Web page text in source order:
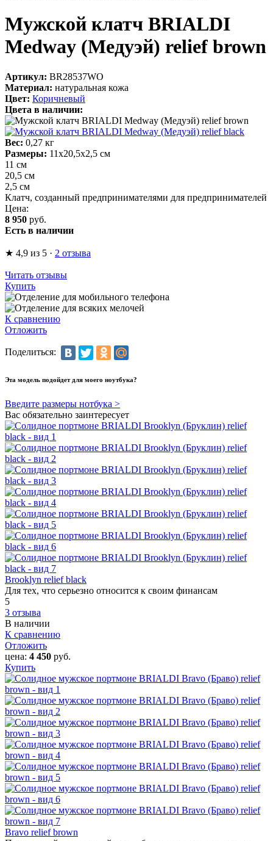
Мужской клатч BRIALDI
Medway (Медуэй) relief brown
Артикул: BR28537WO
Материал: натуральная кожа
Цвет: Коричневый
Цвета в наличии:
Вес: 0,27 кг
Размеры: 11х20,5х2,5 см
11 см
20,5 см
2,5 см
Клатч, созданный предпринимателями для предпринимателей
Цена:
8 950 руб.
Есть в наличии
★ 4,9 из 5 · 2 отзыва
Читать отзывы
Купить
К сравнению
Отложить
Поделиться:
Эта модель подойдет для моего ноутбука?
Введите размеры нотбука >
Вас обязательно заинтересует
Brooklyn relief black
Для тех, что серьезно относится к своим финансам
5
3 отзыва
В наличии
К сравнению
Отложить
цена: 4 450 руб.
Купить
Bravo relief brown